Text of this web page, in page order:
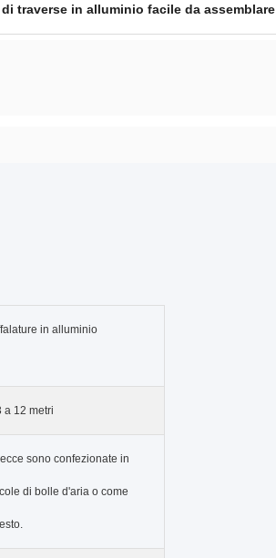
di traverse in alluminio facile da assemblare
in alluminio
a 12 metri
sono confezionate in
di bolle d'aria o come